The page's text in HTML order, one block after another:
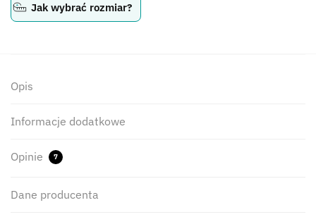
Jak wybrać rozmiar?
Opis
Informacje dodatkowe
Opinie 7
Dane producenta